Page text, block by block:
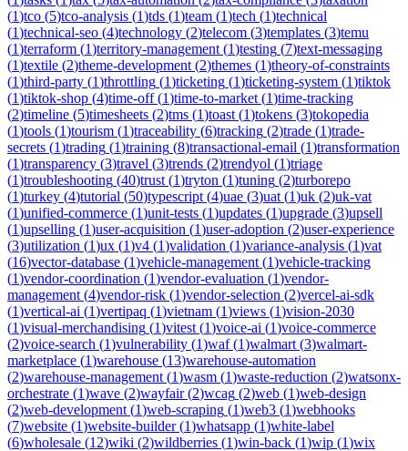
(1)tco (5)tco-analysis (1)tds (1)team (1)tech (1)technical
(1)technical-seo (4)technology (2)telecom (3)templates (3)temu
(1)terraform (1)territory-management (1)testing (7)text-messaging
(1)textile (2)theme-development (2)themes (1)theory-of-constraints
(1)third-party (1)throttling (1)ticketing (1)ticketing-system (1)tiktok
(1)tiktok-shop (4)time-off(1)time-to-market (1)time-tracking
(2)timeline (5)timesheets (2)tms (1)toast (1)tokens (3)tokopedia
(1)tools (1)tourism (1)traceability (6)tracking (2)trade (1)trade-
secrets (1)trading (1)training (8)transactional-email (1)transformation
(1)transparency (3)travel (3)trends (2)trendyol (1)triage
(1)troubleshooting (40)trust (1)tryton (1)tuning (2)turborepo
(1)turkey (4)tutorial (50)typescript (4)uae (3)uat (1)uk (2)uk-vat
(1)unified-commerce (1)unit-tests (1)updates (1)upgrade (3)upsell
(1)upselling (1)user-acquisition (1)user-adoption (2)user-experience
(3)utilization (1)ux (1)v4 (1)validation (1)variance-analysis (1)vat
(16)vector-database (1)vehicle-management (1)vehicle-tracking
(1)vendor-coordination (1)vendor-evaluation (1)vendor-
management (4)vendor-risk (1)vendor-selection (2)vercel-ai-sdk
(1)vertical-ai (1)vertipaq (1)vietnam (1)views (1)vision-2030
(1)visual-merchandising (1)vitest (1)voice-ai (1)voice-commerce
(2)voice-search (1)vulnerability (1)waf(1)walmart (3)walmart-
marketplace (1)warehouse (13)warehouse-automation
(2)warehouse-management (1)wasm (1)waste-reduction (2)watsonx-
orchestrate (1)wave (2)wayfair(2)wcag (2)web (1)web-design
(2)web-development (1)web-scraping (1)web3 (1)webhooks
(7)website (1)website-builder(1)whatsapp (1)white-label
(6)wholesale (12)wiki (2)wildberries (1)win-back (1)wip (1)wix